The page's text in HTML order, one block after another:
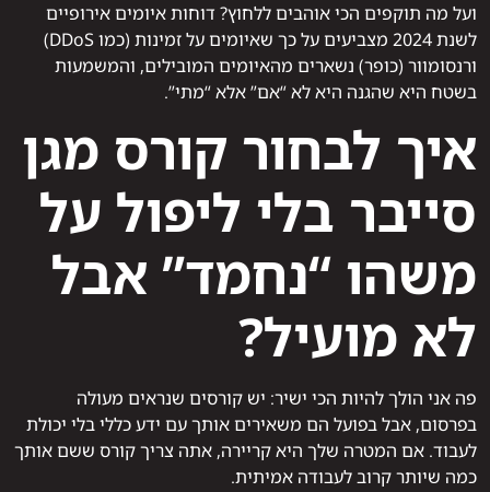
ועל מה תוקפים הכי אוהבים ללחוץ? דוחות איומים אירופיים
לשנת 2024 מצביעים על כך שאיומים על זמינות (כמו DDoS)
ורנסומוור (כופר) נשארים מהאיומים המובילים, והמשמעות
בשטח היא שהגנה היא לא “אם” אלא “מתי”.
איך לבחור קורס מגן
סייבר בלי ליפול על
משהו “נחמד” אבל
לא מועיל?
פה אני הולך להיות הכי ישיר: יש קורסים שנראים מעולה
בפרסום, אבל בפועל הם משאירים אותך עם ידע כללי בלי יכולת
לעבוד. אם המטרה שלך היא קריירה, אתה צריך קורס ששם אותך
כמה שיותר קרוב לעבודה אמיתית.